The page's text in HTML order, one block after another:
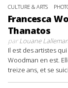
CULTURE & ARTS
Francesca
Thanatos
parLouane
Il est des artistes
Woodman en est.
treize ans, et se